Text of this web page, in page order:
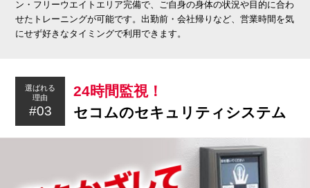
ン・フリーウエイトエリア完備で、ご自身の身体の状況や目的に合わ
せたトレーニングが可能です。出勤前・会社帰りなど、営業時間を気
にせず好きなタイミングで利用できます。
選ばれる
理由
#03
24時間監視！
セコムのセキュリティシステム